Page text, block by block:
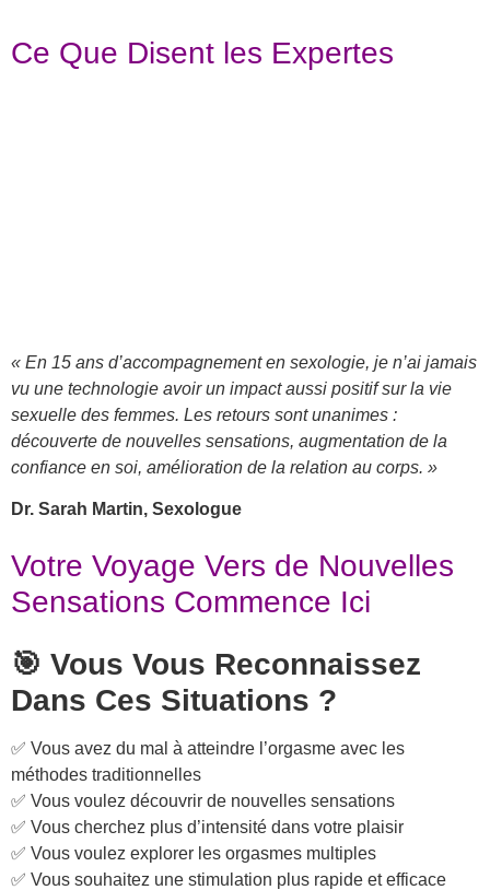
Ce Que Disent les Expertes
« En 15 ans d’accompagnement en sexologie, je n’ai jamais
vu une technologie avoir un impact aussi positif sur la vie
sexuelle des femmes. Les retours sont unanimes :
découverte de nouvelles sensations, augmentation de la
confiance en soi, amélioration de la relation au corps. »
Dr. Sarah Martin, Sexologue
Votre Voyage Vers de Nouvelles
Sensations Commence Ici
🎯 Vous Vous Reconnaissez
Dans Ces Situations ?
✅ Vous avez du mal à atteindre l’orgasme avec les
méthodes traditionnelles
✅ Vous voulez découvrir de nouvelles sensations
✅ Vous cherchez plus d’intensité dans votre plaisir
✅ Vous voulez explorer les orgasmes multiples
✅ Vous souhaitez une stimulation plus rapide et efficace